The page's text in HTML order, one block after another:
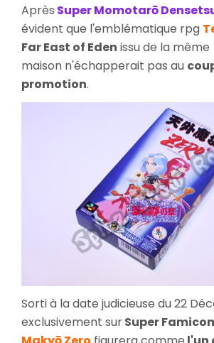
Après Super Momotarō
évident que l'emblématique rpg
Far East of Eden issu de la même
maison n'échapperait pas au
promotion.
Sorti à la date judicieuse du 22
exclusivement surSuper